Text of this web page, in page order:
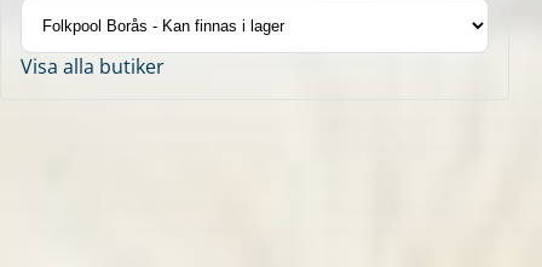
Visa alla butiker